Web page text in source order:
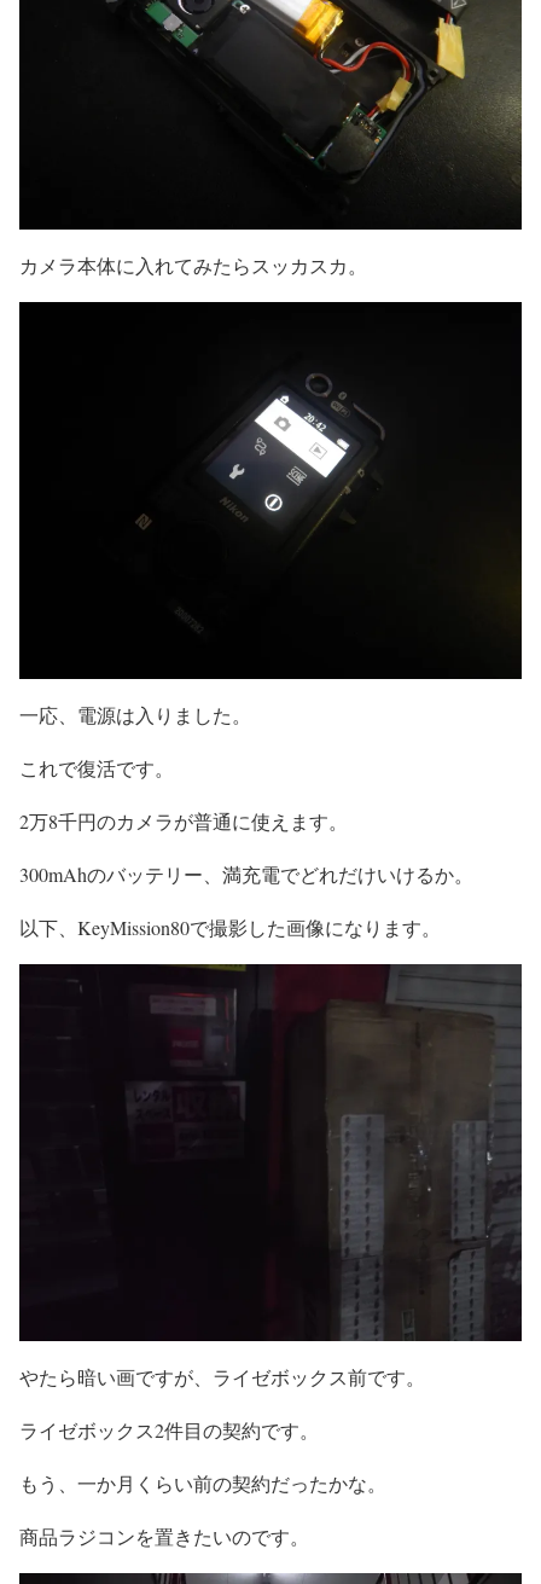
カメラ本体に入れてみたらスッカスカ。
一応、電源は入りました。
これで復活です。
2万8千円のカメラが普通に使えます。
300mAhのバッテリー、満充電でどれだけいけるか。
以下、KeyMission80で撮影した画像になります。
やたら暗い画ですが、ライゼボックス前です。
ライゼボックス2件目の契約です。
もう、一か月くらい前の契約だったかな。
商品ラジコンを置きたいのです。